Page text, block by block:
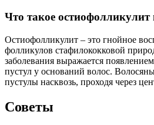
Что такое остиофолликулит
Остиофолликулит – это гнойное
фолликулов стафилококковой
заболевания выражается
пустул у оснований волос.
пустулы насквозь, проходя через
Советы